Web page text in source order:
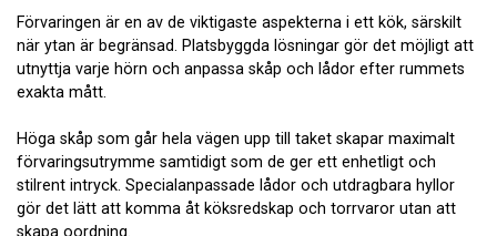
Förvaringen är en av de viktigaste aspekterna i ett kök, särskilt
när ytan är begränsad. Platsbyggda lösningar gör det möjligt att
utnyttja varje hörn och anpassa skåp och lådor efter rummets
exakta mått.
Höga skåp som går hela vägen upp till taket skapar maximalt
förvaringsutrymme samtidigt som de ger ett enhetligt och
stilrent intryck. Specialanpassade lådor och utdragbara hyllor
gör det lätt att komma åt köksredskap och torrvaror utan att